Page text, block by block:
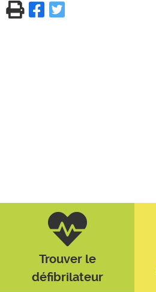
Trouver le
défibrilateur